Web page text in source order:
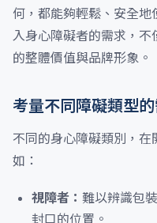
何，都能夠輕鬆、安全
入身心障礙者的需求，不
的整體價值與品牌形象。
考量不同障礙類型
不同的身心障礙類別，在
如：
視障者： 難以辨識包
封口的位置。